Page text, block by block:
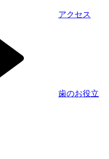
アクセス
歯のお役立